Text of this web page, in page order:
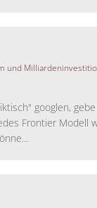
und
googlen, gebe
Frontier Modell